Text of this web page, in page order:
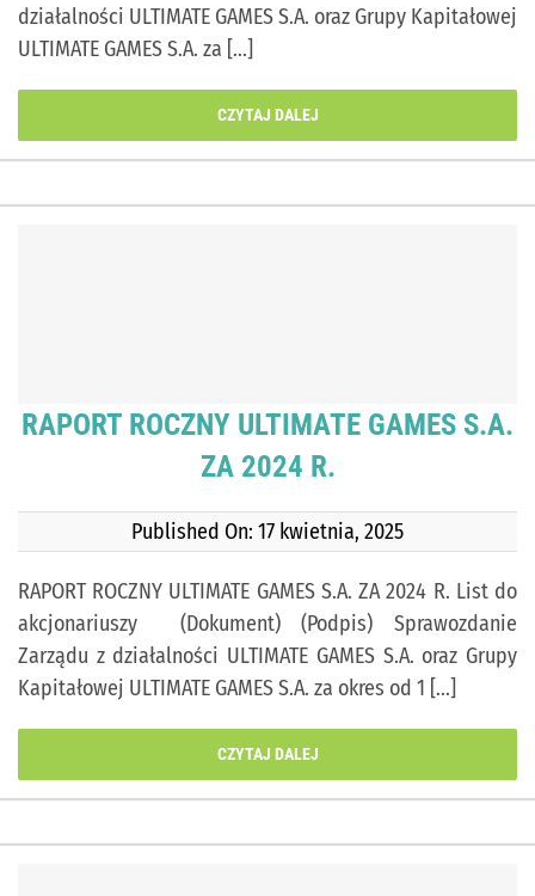
działalności ULTIMATE GAMES S.A. oraz Grupy Kapitałowej
ULTIMATE GAMES S.A. za [...]
CZYTAJ DALEJ
RAPORT ROCZNY ULTIMATE GAMES S.A.
ZA 2024 R.
Published On: 17 kwietnia, 2025
RAPORT ROCZNY ULTIMATE GAMES S.A. ZA 2024 R. List do
akcjonariuszy (Dokument) (Podpis) Sprawozdanie
Zarządu z działalności ULTIMATE GAMES S.A. oraz Grupy
Kapitałowej ULTIMATE GAMES S.A. za okres od 1 [...]
CZYTAJ DALEJ